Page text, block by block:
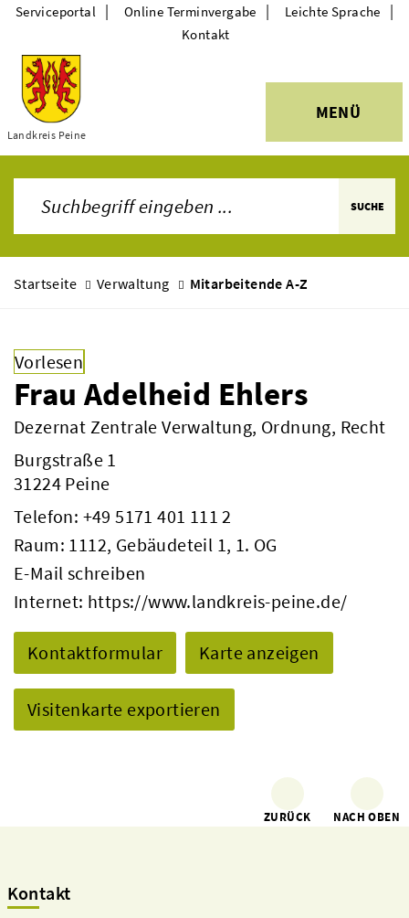
Themen
Landkreis Peine
MENÜ
Serviceportal | Online Terminvergabe | Leichte Sprache |
Kontakt
SUCHE
Startseite Verwaltung Mitarbeitende A-Z
Vorlesen
Frau Adelheid Ehlers
Dezernat Zentrale Verwaltung, Ordnung, Recht
Burgstraße 1
31224 Peine
Telefon: +49 5171 401 111 2
Raum: 1112, Gebäudeteil 1, 1. OG
E-Mail schreiben
Internet: https://www.landkreis-peine.de/
Kontaktformular Karte anzeigen
Visitenkarte exportieren
ZURÜCK NACH OBEN
Kontakt